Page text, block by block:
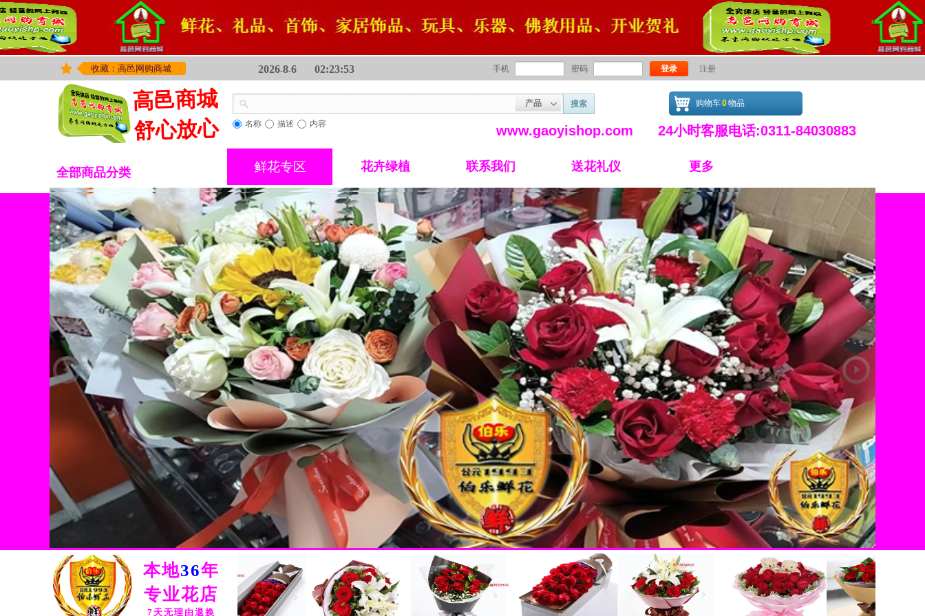
手机 密码 登录 注册
2026-8-6 02:23:54
收藏：高邑网购商城
高邑商城
舒心放心
购物车0物品
产品 搜索
名称 描述 内容 www.gaoyishop.com 24小时客服电话:0311-84030883
鲜花专区 花卉绿植 联系我们 送花礼仪 更多
全部商品分类
工艺摆件
热销鲜花
鲜花专区
>
精选礼品
花卉绿植
精品蛋糕
为爱一生
为爱一生，只为等待相守到老的人。
鲜花展示
HOT
本地36年
专业花店
7天无理由退换